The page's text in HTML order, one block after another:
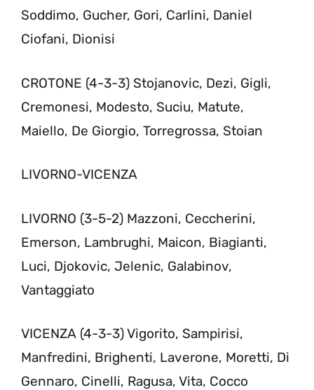
Soddimo, Gucher, Gori, Carlini, Daniel
Ciofani, Dionisi
CROTONE (4-3-3) Stojanovic, Dezi, Gigli,
Cremonesi, Modesto, Suciu, Matute,
Maiello, De Giorgio, Torregrossa, Stoian
LIVORNO-VICENZA
LIVORNO (3-5-2) Mazzoni, Ceccherini,
Emerson, Lambrughi, Maicon, Biagianti,
Luci, Djokovic, Jelenic, Galabinov,
Vantaggiato
VICENZA (4-3-3) Vigorito, Sampirisi,
Manfredini, Brighenti, Laverone, Moretti, Di
Gennaro, Cinelli, Ragusa, Vita, Cocco